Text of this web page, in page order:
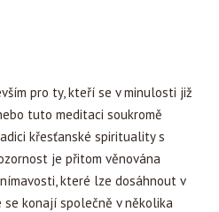
pro ty, kteří se v minulosti již
tuto meditaci soukromě
křesťanské spirituality s
je přitom věnována
které lze dosáhnout v
se konají společně v několika